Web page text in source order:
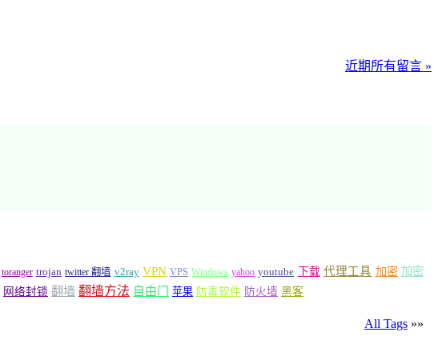
近期所有留言 »
toranger trojan twitter 翻墙 v2ray VPN VPS Windows yahoo youtube 下载 代理工具 加密 加密
网络封锁 翻墙 翻墙方法 自由门 苹果 防毒软件 防火墙 黑客
All Tags »»